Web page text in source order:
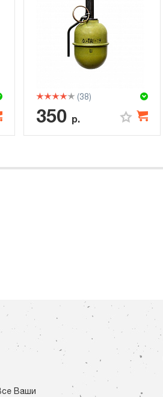
(38)
350 р.
Ваши